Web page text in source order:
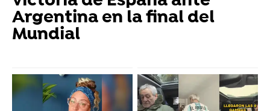
Argentina en la final del
Mundial